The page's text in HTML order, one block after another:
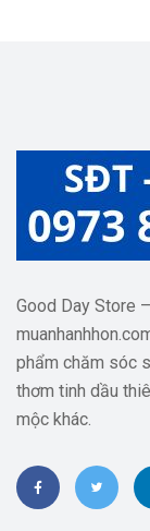
Good Day Store
phẩm chăm sóc
thơm tinh dầu
mộc khác.